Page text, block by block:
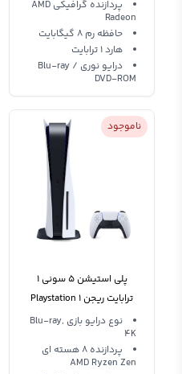
پردازنده گرافیکی AMD
Radeon
حافظه رم 8 گیگابایت
هارد 1 ترابایت
درایو نوری Blu-ray /
DVD-ROM
ناموجود
پلی استیشن 5 سونی 1
ترابایت ریجن 1 Playstation
5 1TB R1 Asiaنوع درایو بازی Blu-ray,
4K
پردازنده 8 هسته ای
AMD Ryzen Zen